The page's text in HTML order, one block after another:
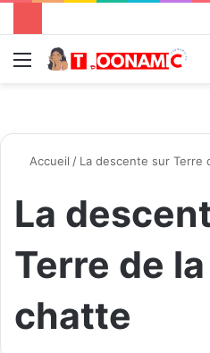
Menu
Accueil / La descente sur Terre
La
Terre de
chatte